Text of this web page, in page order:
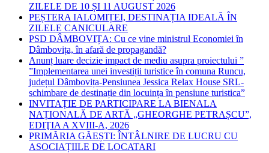
ZILELE DE 10 ȘI 11 AUGUST 2026
PEȘTERA IALOMIȚEI, DESTINAȚIA IDEALĂ ÎN
ZILELE CANICULARE
PSD DÂMBOVIȚA: Cu ce vine ministrul Economiei în
Dâmbovița, în afară de propagandă?
Anunț luare decizie impact de mediu asupra proiectului ”
”Implementarea unei investiții turistice în comuna Runcu,
județul Dâmbovița-Pensiunea Jessica Relax House SRL-
schimbare de destinație din locuința în pensiune turistica”
INVITAȚIE DE PARTICIPARE LA BIENALA
NAȚIONALĂ DE ARTĂ „GHEORGHE PETRAȘCU”,
EDIŢIA A XVIII-A, 2026
PRIMĂRIA GĂEȘTI: ÎNTÂLNIRE DE LUCRU CU
ASOCIAȚIILE DE LOCATARI